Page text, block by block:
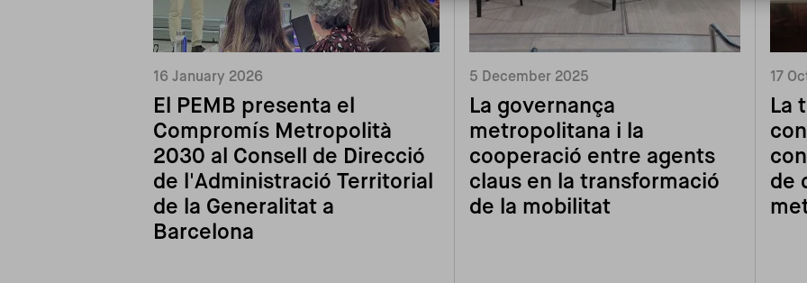
16 January 2026
El PEMB presenta el
Compromís Metropolità
2030 al Consell de Direcció
de l'Administració Territorial
de la Generalitat a
Barcelona
5 December 2025
La governança
metropolitana i la
cooperació entre agents
claus en la transformació
de la mobilitat
17
La
de